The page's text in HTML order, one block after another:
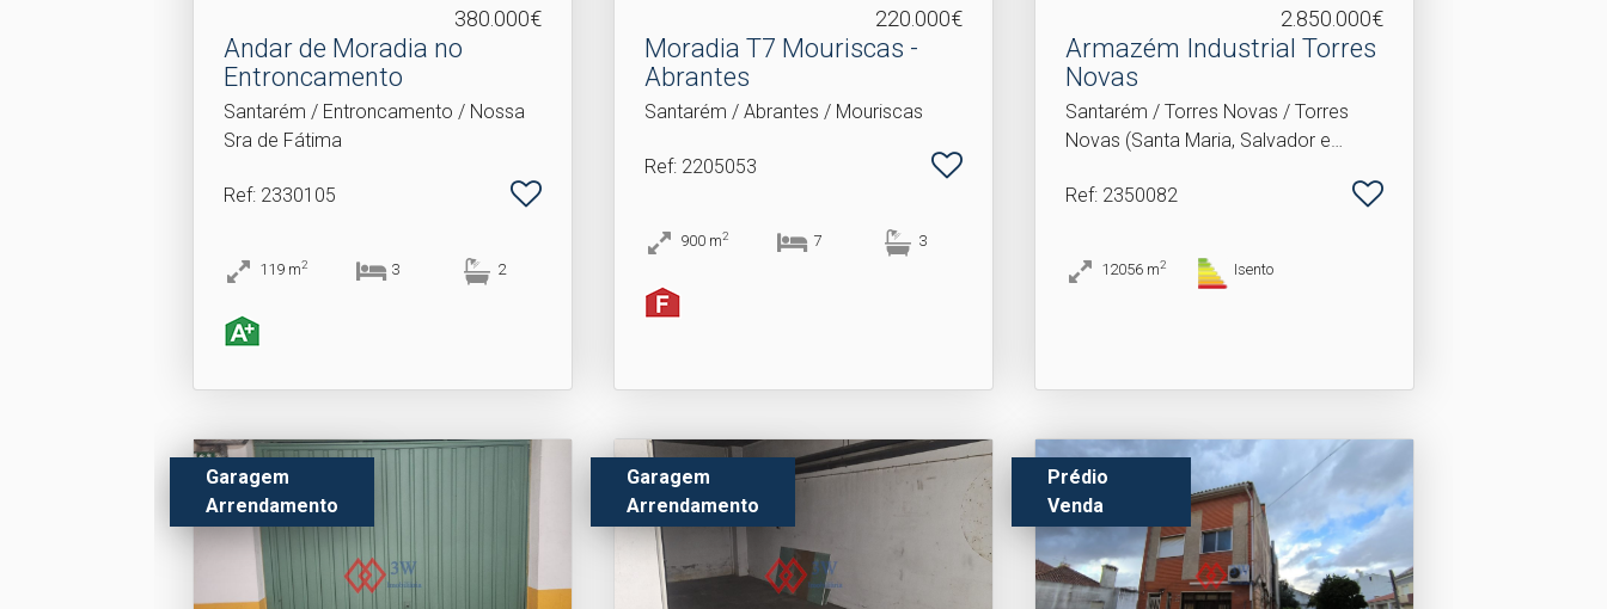
380.000€
Andar de Moradia no
Entroncamento
Santarém / Entroncamento / Nossa
Sra de Fátima
Ref: 2330105
119 m2 3 2
220.000€
Moradia T7 Mouriscas -
Abrantes
Santarém / Abrantes / Mouriscas
Ref: 2205053
900 m2 7 3
2.850.000€
Armazém Industrial Torres
Novas
Santarém / Torres Novas / Torres
Novas (Santa Maria, Salvador e
Ref: 2350082
12056 m2 Isento
Garagem
Arrendamento
Garagem
Arrendamento
Prédio
Venda